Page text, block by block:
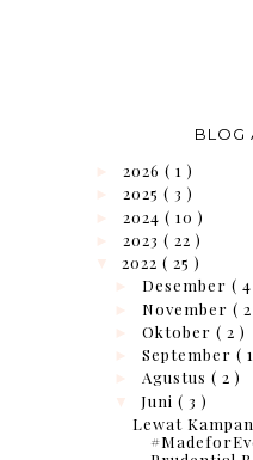
BLOG
2026 ( 1 )
2025 ( 3 )
2024 ( 10 )
2023 ( 22 )
2022 ( 25 )
Desember (
November (
Oktober ( 2 )
September (
Agustus ( 2 )
Juni ( 3 )
Lewat